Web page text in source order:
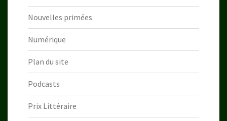
Nouvelles primées
Numérique
Plan du site
Podcasts
Prix Littéraire